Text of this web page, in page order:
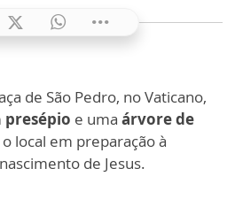
de São Pedro, no Vaticano,
presépio e uma árvore de
local em preparação à
de Jesus.